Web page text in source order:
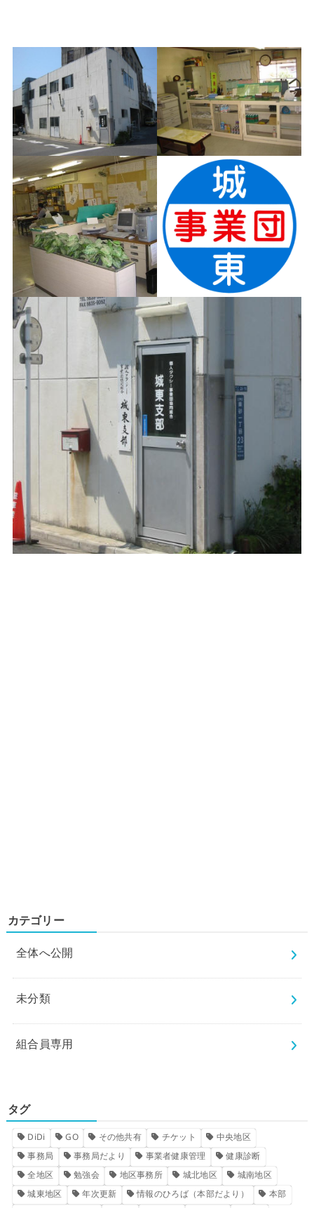
カテゴリー
全体へ公開
未分類
組合員専用
タグ
DiDi GO その他共有 チケット
中央地区
事務局
事務局だより 事業者健康管理
健康診断
全地区
勉強会 地区事務所 城北地区
城南地区
城東地区
年次更新 情報のひろば（本部だより）
本部